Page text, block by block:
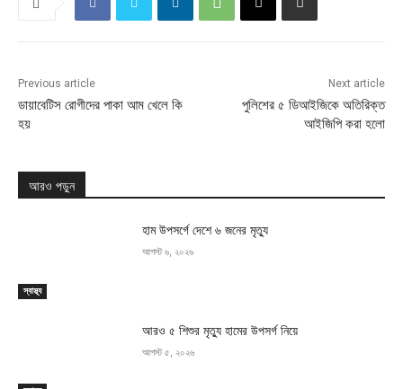
Previous article
ডায়াবেটিস রোগীদের পাকা আম খেলে কি
হয়
Next article
পুলিশের ৫ ডিআইজিকে অতিরিক্ত
আইজিপি করা হলো
আরও পড়ুন
স্বাস্থ্য
হাম উপসর্গে দেশে ৬ জনের মৃত্যু
আগস্ট ৬, ২০২৬
আরও ৫ শিশুর মৃত্যু হামের উপসর্গ নিয়ে
আগস্ট ৫, ২০২৬